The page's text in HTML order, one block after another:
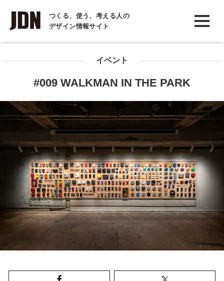
つくる、使う、考える人の
デザイン情報サイト
INTERVIEW
インタビュー
コラム
イベント
#009 WALKMAN IN THE PARK